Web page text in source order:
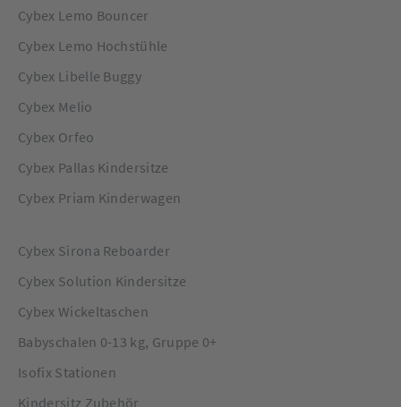
Cybex Lemo Bouncer
Cybex Lemo Hochstühle
Cybex Libelle Buggy
Cybex Melio
Cybex Orfeo
Cybex Pallas Kindersitze
Cybex Priam Kinderwagen
Cybex Sirona Reboarder
Cybex Solution Kindersitze
Cybex Wickeltaschen
Babyschalen 0-13 kg, Gruppe 0+
Isofix Stationen
Kindersitz Zubehör